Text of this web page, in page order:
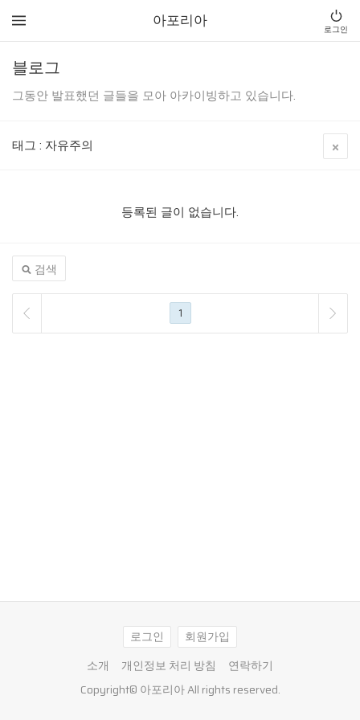
아포리아 로그인
블로그
그동안 발표했던 글들을 모아 아카이빙하고 있습니다.
태그 : 자유주의
등록된 글이 없습니다.
검색
1
로그인
회원가입
소개
개인정보 처리 방침
연락하기
Copyright© 아포리아All rights reserved.